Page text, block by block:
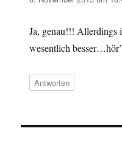
Ja, genau!!! Allerdings
wesentlich
Antworten